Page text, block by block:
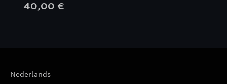
40,00 €
Nederlands